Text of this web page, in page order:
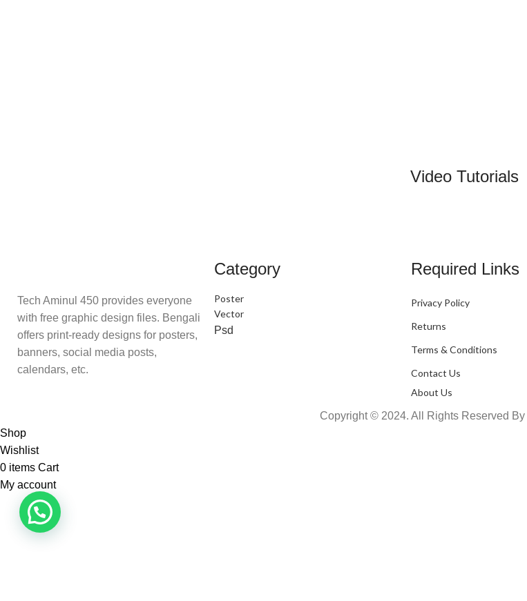
Video Tutorials
Tech Aminul 450 provides everyone
with free graphic design files. Bengali
offers print-ready designs for posters,
banners, social media posts,
calendars, etc.
Category
Poster
Vector
Psd
Required Links
Privacy Policy
Returns
Terms & Conditions
Contact Us
About Us
Copyright © 2024. All Rights Reserved By
Shop
Wishlist
0 items Cart
My account